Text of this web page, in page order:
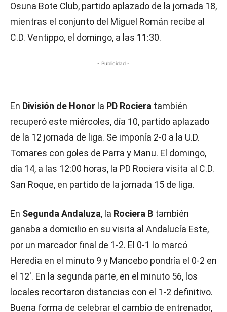
Osuna Bote Club, partido aplazado de la jornada 18,
mientras el conjunto del Miguel Román recibe al
C.D. Ventippo, el domingo, a las 11:30.
- Publicidad -
En División de Honor la PD Rociera también
recuperó este miércoles, día 10, partido aplazado
de la 12 jornada de liga. Se imponía 2-0 a la U.D.
Tomares con goles de Parra y Manu. El domingo,
día 14, a las 12:00 horas, la PD Rociera visita al C.D.
San Roque, en partido de la jornada 15 de liga.
En Segunda Andaluza, la Rociera B también
ganaba a domicilio en su visita al Andalucía Este,
por un marcador final de 1-2. El 0-1 lo marcó
Heredia en el minuto 9 y Mancebo pondría el 0-2 en
el 12′. En la segunda parte, en el minuto 56, los
locales recortaron distancias con el 1-2 definitivo.
Buena forma de celebrar el cambio de entrenador,